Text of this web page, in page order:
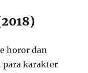
horor dan
para karakter